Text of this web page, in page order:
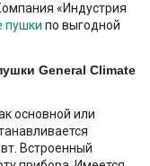
«Индустрия
пушки по выгодной
General Climate
основной или
Встроенный